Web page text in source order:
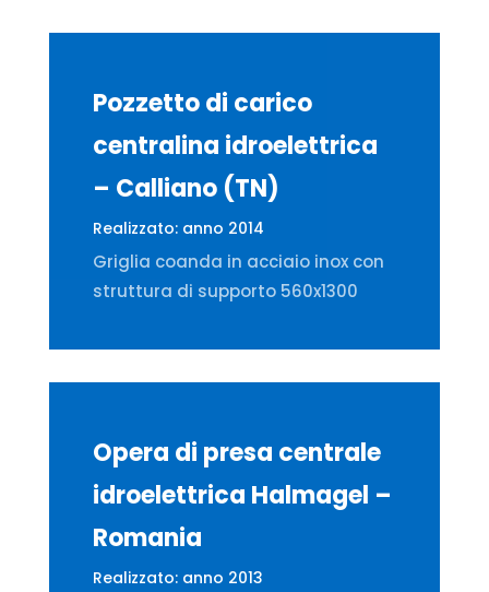
Pozzetto di carico
centralina idroelettrica
– Calliano (TN)
Realizzato: anno 2014
Griglia coanda in acciaio inox con
struttura di supporto 560x1300
Opera di presa centrale
idroelettrica Halmagel –
Romania
Realizzato: anno 2013